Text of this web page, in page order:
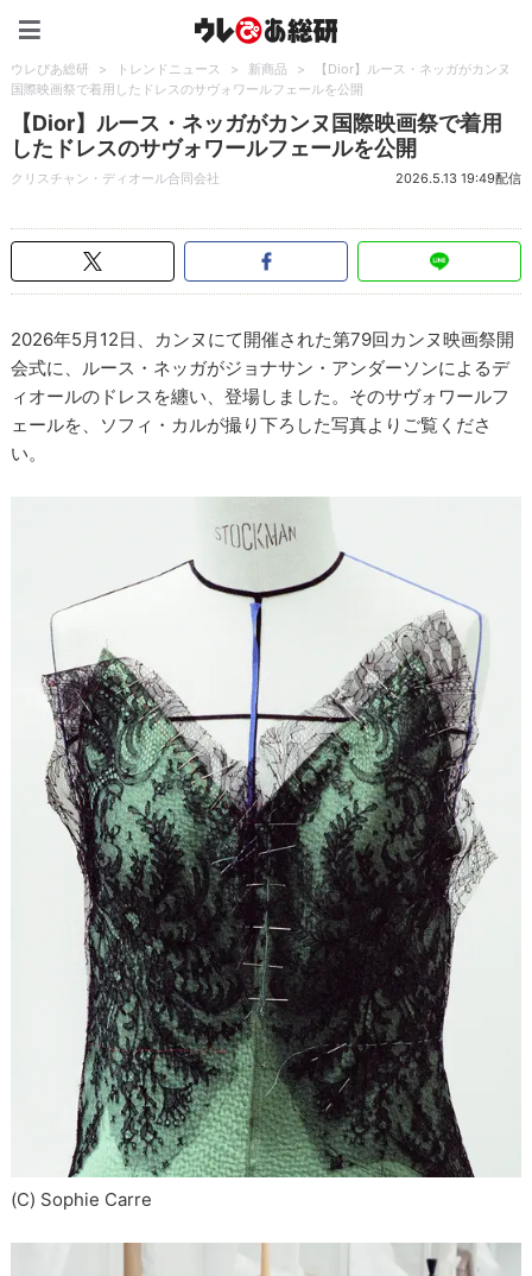
ウレぴあ総研 > トレンドニュース > 新商品 >
【Dior】ルース・ネッガがカンヌ
国際映画祭で着用したドレスのサヴォワールフェールを公開
【Dior】ルース・ネッガがカンヌ国際映画祭で着用
したドレスのサヴォワールフェールを公開
クリスチャン・ディオール合同会社 2026.5.13 19:49配信
2026年5月12日、カンヌにて開催された第79回カンヌ映画祭開
会式に、ルース・ネッガがジョナサン・アンダーソンによるデ
ィオールのドレスを纏い、登場しました。そのサヴォワールフ
ェールを、ソフィ・カルが撮り下ろした写真よりご覧くださ
い。
(C) Sophie Carre